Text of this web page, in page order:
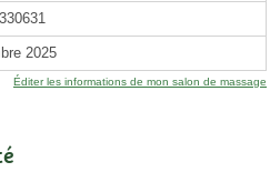
2025
Éditer les informations de mon salon de massage